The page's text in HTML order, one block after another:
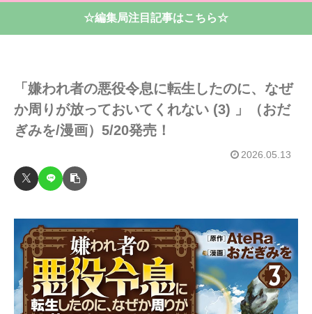
☆編集局注目記事はこちら☆
「嫌われ者の悪役令息に転生したのに、なぜ
か周りが放っておいてくれない (3) 」（おだ
ぎみを/漫画）5/20発売！
2026.05.13